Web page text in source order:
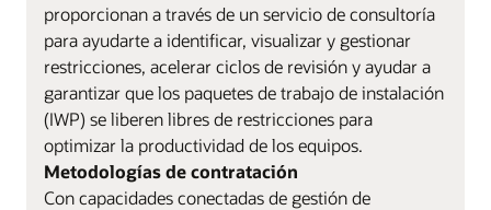
proporcionan a través de un servicio de consultoría
para ayudarte a identificar, visualizar y gestionar
restricciones, acelerar ciclos de revisión y ayudar a
garantizar que los paquetes de trabajo de instalación
(IWP) se liberen libres de restricciones para
optimizar la productividad de los equipos.
Metodologías de contratación
Con capacidades conectadas de gestión de